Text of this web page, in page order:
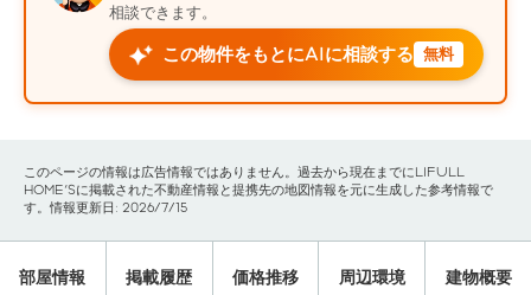
相談できます。
この物件をもとにAIに相談する 無料
このページの情報は広告情報ではありません。過去から現在までにLIFULL
HOME'Sに掲載された不動産情報と提携先の地図情報を元に生成した参考情報で
す。情報更新日: 2026/7/15
部屋情報 掲載履歴 価格推移 周辺環境 建物概要